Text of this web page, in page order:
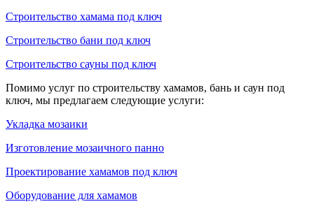
Строительство хамама под ключ
Строительство бани под ключ
Строительство сауны под ключ
Помимо услуг по строительству хамамов, бань и саун под
ключ, мы предлагаем следующие услуги:
Укладка мозаики
Изготовление мозаичного панно
Проектирование хамамов под ключ
Оборудование для хамамов